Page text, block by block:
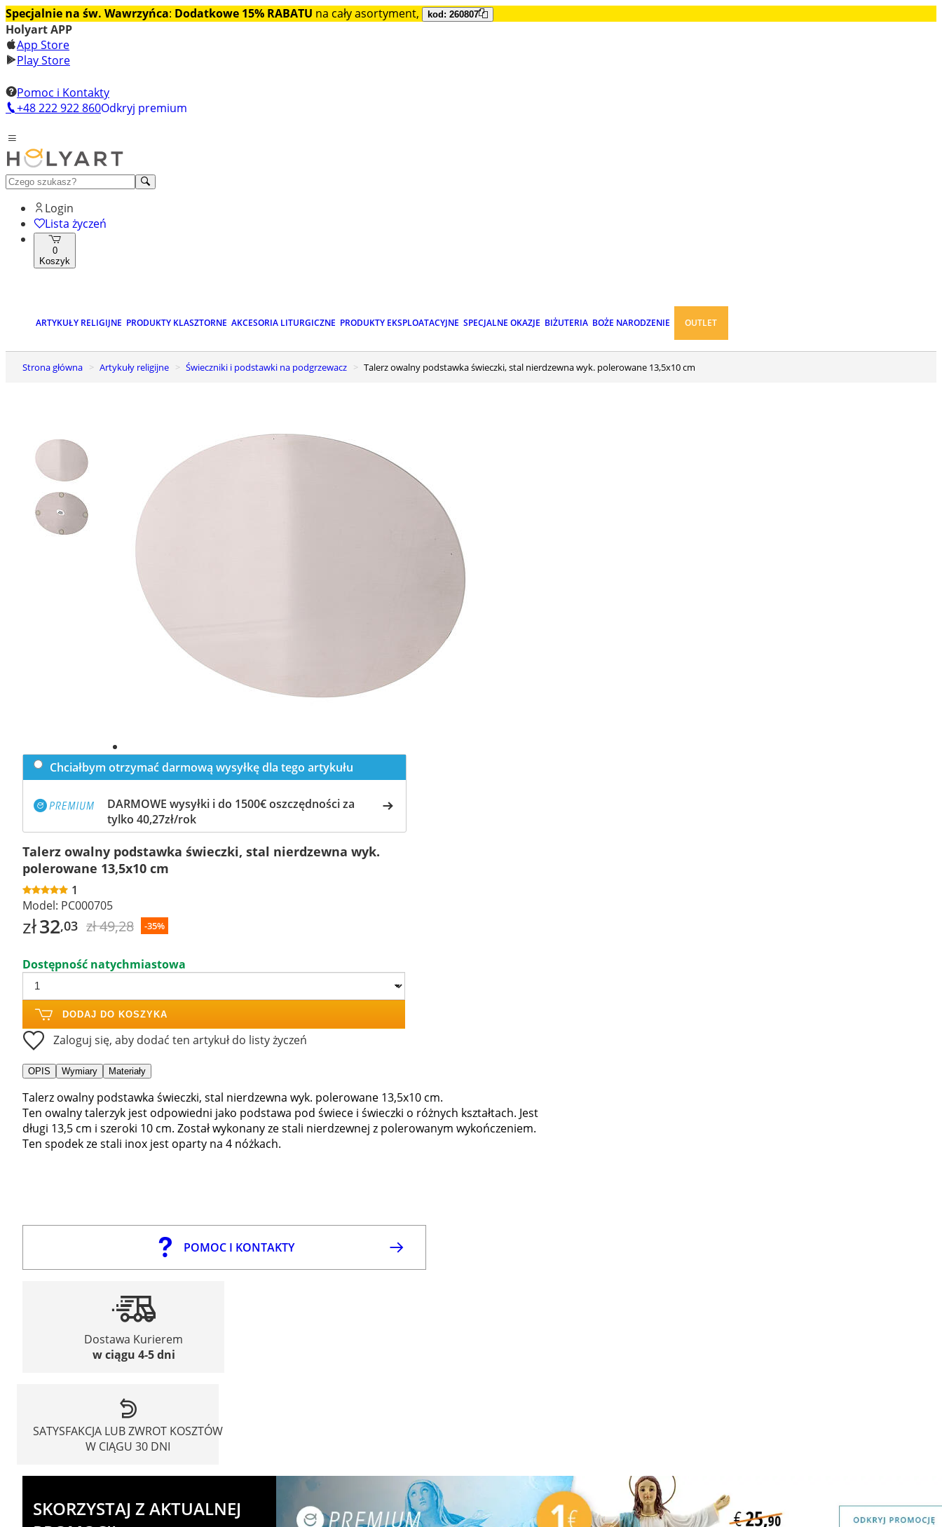
Specjalnie na św. Wawrzyńca: Dodatkowe 15% RABATU na cały asortyment, kod: 260807
Holyart APP
App Store
Play Store
Pomoc i Kontakty
+48 222 922 860Odkryj premium
Login
Lista życzeń
0
Koszyk
ARTYKUŁY RELIGIJNE PRODUKTY KLASZTORNE AKCESORIA LITURGICZNE PRODUKTY EKSPLOATACYJNE SPECJALNE OKAZJE BIŻUTERIA BOŻE NARODZENIE OUTLET
Strona główna Artykuły religijne Świeczniki i podstawki na podgrzewacz Talerz owalny podstawka świeczki, stal nierdzewna wyk. polerowane 13,5x10 cm
Chciałbym otrzymać darmową wysyłkę dla tego artykułu
DARMOWE wysyłki i do 1500€ oszczędności za
tylko 40,27zł/rok
Talerz owalny podstawka świeczki, stal nierdzewna wyk.
polerowane 13,5x10 cm
1
Model: PC000705
zł32,03 zł 49,28 -35%
Dostępność natychmiastowa
DODAJ DO KOSZYKA
Zaloguj się, aby dodać ten artykuł do listy życzeń
OPIS Wymiary Materiały
Talerz owalny podstawka świeczki, stal nierdzewna wyk. polerowane 13,5x10 cm.
Ten owalny talerzyk jest odpowiedni jako podstawa pod świece i świeczki o różnych kształtach. Jest
długi 13,5 cm i szeroki 10 cm. Został wykonany ze stali nierdzewnej z polerowanym wykończeniem.
Ten spodek ze stali inox jest oparty na 4 nóżkach.
POMOC I KONTAKTY
Dostawa Kurierem
w ciągu 4-5 dni
SATYSFAKCJA LUB ZWROT KOSZTÓW
W CIĄGU 30 DNI
SKORZYSTAJ Z AKTUALNEJ